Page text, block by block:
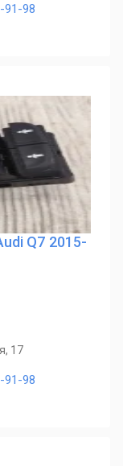
91-98
Q7 2015-
17
91-98